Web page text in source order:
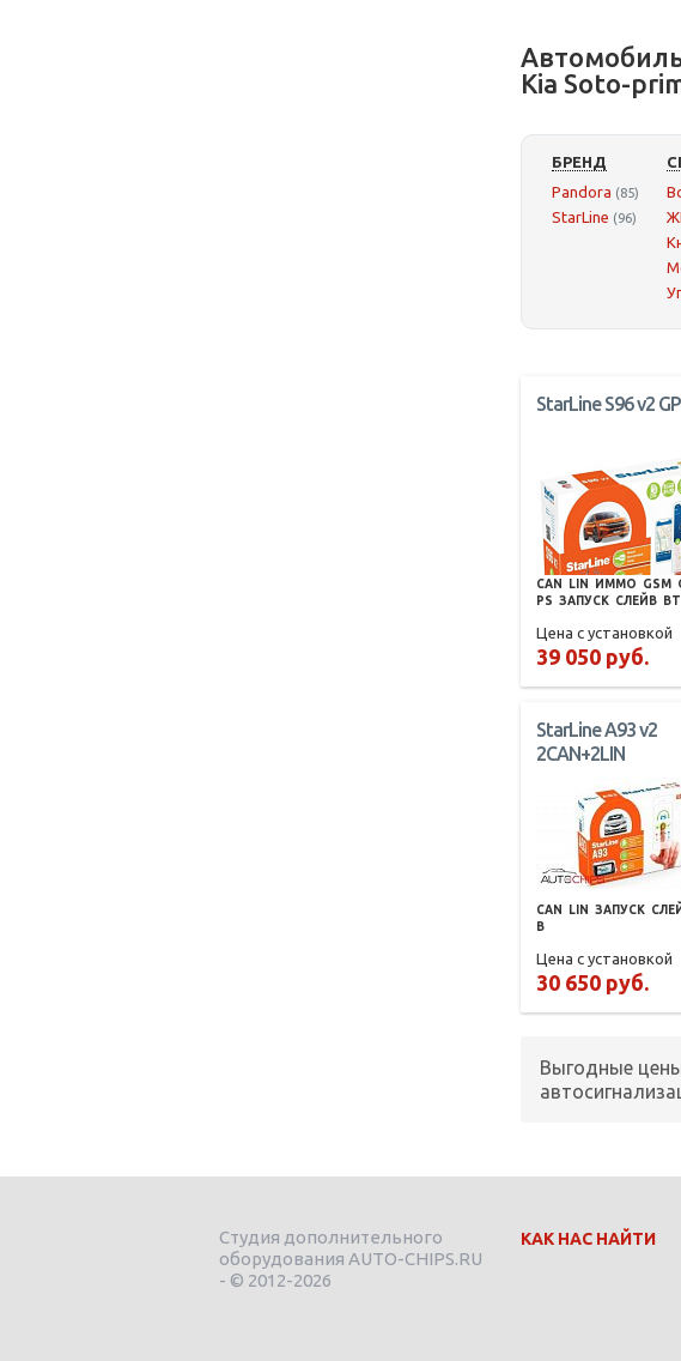
Kia Soto-
БРЕНД
Pandora (85)
StarLine (96)
StarLine S96 v2
CAN LIN ИММО GSM
PS ЗАПУСК СЛЕЙВ BT
Цена с установкой
39 050 руб.
StarLine A93 v2
2CAN+2LIN
CAN LIN ЗАПУСК СЛЕЙ
В
Цена с установкой
30 650 руб.
Выгодные
Студия дополнительного
оборудования AUTO-CHIPS.RU
- © 2012-2026
КАК НАС НАЙТИ